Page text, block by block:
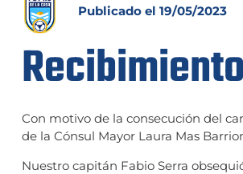
Publicado el19/05/2023
Con motivo de la consecución del
de la Cónsul Mayor Laura Mas
Nuestro capitán Fabio Serra